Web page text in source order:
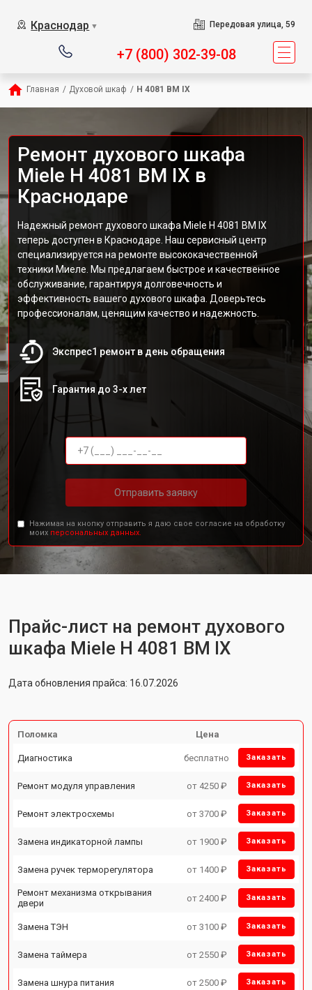
Краснодар ▼ Передовая улица, 59
+7 (800) 302-39-08
Главная / Духовой шкаф / H 4081 ВМ IX
Ремонт духового шкафа
Miele H 4081 ВМ IX в
Краснодаре
Надежный ремонт духового шкафа Miele H 4081 ВМ IX
теперь доступен в Краснодаре. Наш сервисный центр
специализируется на ремонте высококачественной
техники Миеле. Мы предлагаем быстрое и качественное
обслуживание, гарантируя долговечность и
эффективность вашего духового шкафа. Доверьтесь
профессионалам, ценящим качество и надежность.
Экспрес1 ремонт в день обращения
Гарантия до 3-х лет
Отправить заявку
Нажимая на кнопку отправить я даю свое согласие на обработку
моих персональных данных.
Прайс-лист на ремонт духового
шкафа Miele H 4081 ВМ IX
Дата обновления прайса: 16.07.2026
Поломка Цена
Диагностика бесплатно Заказать
Ремонт модуля управления от 4250 ₽ Заказать
Ремонт электросхемы от 3700 ₽ Заказать
Замена индикаторной лампы от 1900 ₽ Заказать
Замена ручек терморегулятора от 1400 ₽ Заказать
Ремонт механизма открывания
двери
от 2400 ₽ Заказать
Замена ТЭН от 3100 ₽ Заказать
Замена таймера от 2550 ₽ Заказать
Замена шнура питания от 2500 ₽ Заказать